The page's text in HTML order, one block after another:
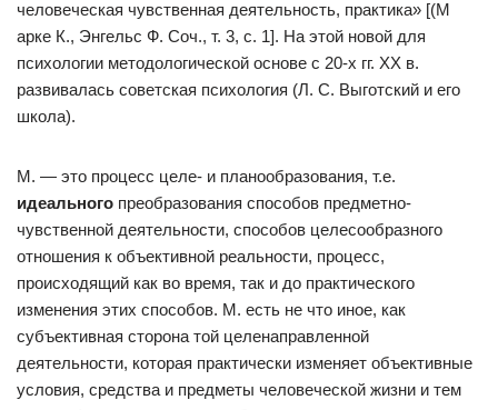
человеческая чувственная деятельность, практика» [(М
арке К., Энгельс Ф. Соч., т. 3, с. 1]. На этой новой для
психологии методологической основе с 20-х гг. XX в.
развивалась советская психология (Л. С. Выготский и его
школа).
М. — это процесс целе- и планообразования, т.е.
идеального преобразования способов предметно-
чувственной деятельности, способов целесообразного
отношения к объективной реальности, процесс,
происходящий как во время, так и до практического
изменения этих способов. М. есть не что иное, как
субъективная сторона той целенаправленной
деятельности, которая практически изменяет объективные
условия, средства и предметы человеческой жизни и тем